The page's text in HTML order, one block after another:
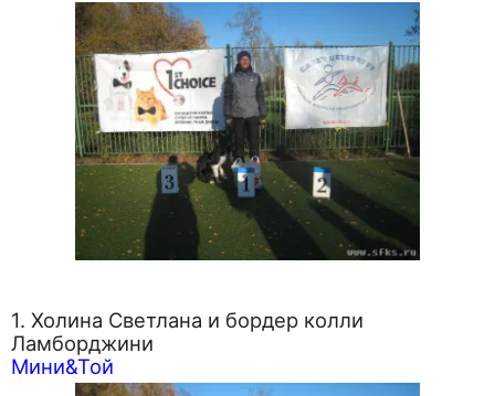
1. Холина Светлана и бордер колли
Ламборджини
Мини&Той